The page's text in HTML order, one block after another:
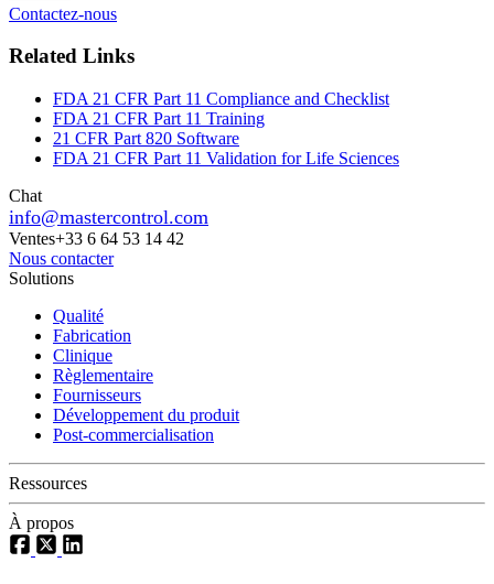
Contactez-nous
Related Links
FDA 21 CFR Part 11 Compliance and Checklist
FDA 21 CFR Part 11 Training
21 CFR Part 820 Software
FDA 21 CFR Part 11 Validation for Life Sciences
Chat
info@mastercontrol.com
Ventes+33 6 64 53 14 42
Nous contacter
Solutions
Qualité
Fabrication
Clinique
Règlementaire
Fournisseurs
Développement du produit
Post-commercialisation
Ressources
À propos